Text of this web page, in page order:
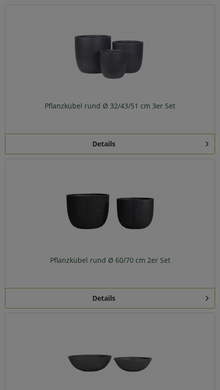
Pflanzkübel rund Ø 32/43/51 cm 3er Set
Details
Pflanzkübel rund Ø 60/70 cm 2er Set
Details